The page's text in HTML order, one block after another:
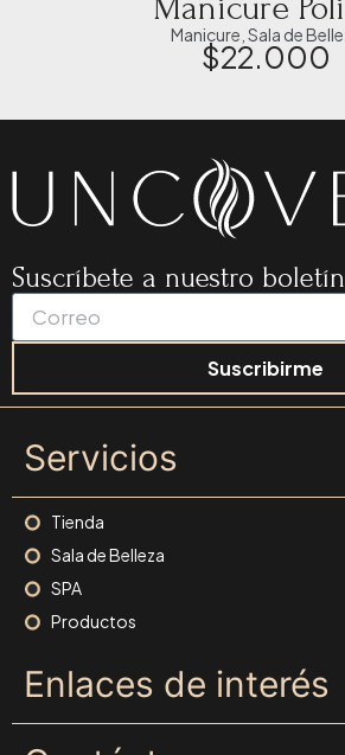
Manicure
Manicure Sala de
$22.000
Suscríbete a nuestro boletín
Suscribirme
Servicios
Tienda
Sala de Belleza
SPA
Productos
Enlaces de interés